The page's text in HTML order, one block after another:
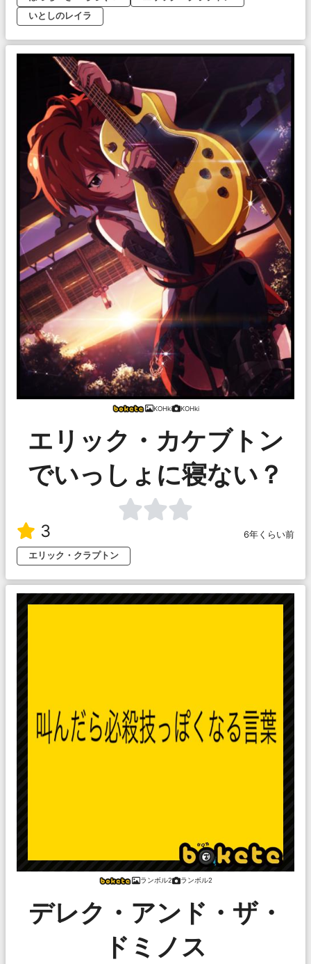
いとしのレイラ
KOHki KOHki
エリック・カケブトン
でいっしょに寝ない？
3
6年くらい前
エリック・クラプトン
ランボル2 ランボル2
デレク・アンド・ザ・
ドミノス